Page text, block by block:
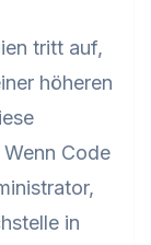
tritt auf,
höheren
Code
in